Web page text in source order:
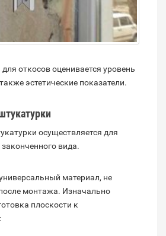
откосов оценивается уровень
эстетические показатели.
осуществляется для
вида.
материал, не
монтажа. Изначально
плоскости к